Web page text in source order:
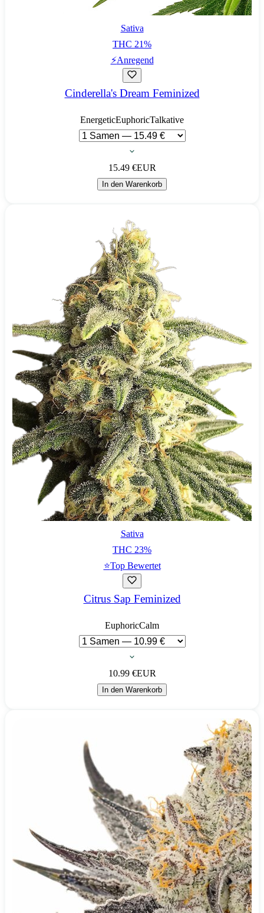
Sativa
THC 21%
⚡Anregend
Cinderella's Dream Feminized
EnergeticEuphoricTalkative
15.49€EUR
In den Warenkorb
Sativa
THC 23%
⭐Top Bewertet
Citrus Sap Feminized
EuphoricCalm
10.99€EUR
In den Warenkorb